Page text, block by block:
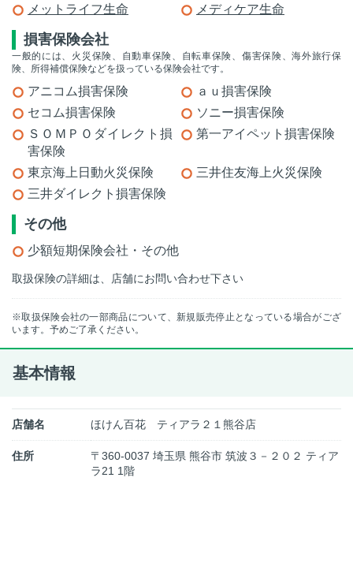
メットライフ生命 メディケア生命
損害保険会社
一般的には、火災保険、自動車保険、自転車保険、傷害保険、海外旅行保
険、所得補償保険などを扱っている保険会社です。
アニコム損害保険
ａｕ損害保険
セコム損害保険
ソニー損害保険
ＳＯＭＰＯダイレクト損
害保険
第一アイペット損害保険
東京海上日動火災保険
三井住友海上火災保険
三井ダイレクト損害保険
その他
少額短期保険会社・その他
取扱保険の詳細は、店舗にお問い合わせ下さい
※取扱保険会社の一部商品について、新規販売停止となっている場合がござ
います。予めご了承ください。
基本情報
店舗名 ほけん百花 ティアラ２１熊谷店
住所
〒360-0037 埼玉県 熊谷市 筑波３－２０２ ティア
ラ21 1階